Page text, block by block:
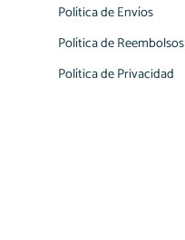
Política de Envíos
Política de Reembolsos
Política de Privacidad